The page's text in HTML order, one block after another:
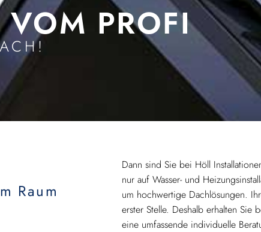
PROFI
Raum
Dann sind Sie bei Höll
nur auf Wasser- und
um hochwertige Dachlösungen.
erster Stelle. Deshalb erhalten Sie
eine umfassende individuelle